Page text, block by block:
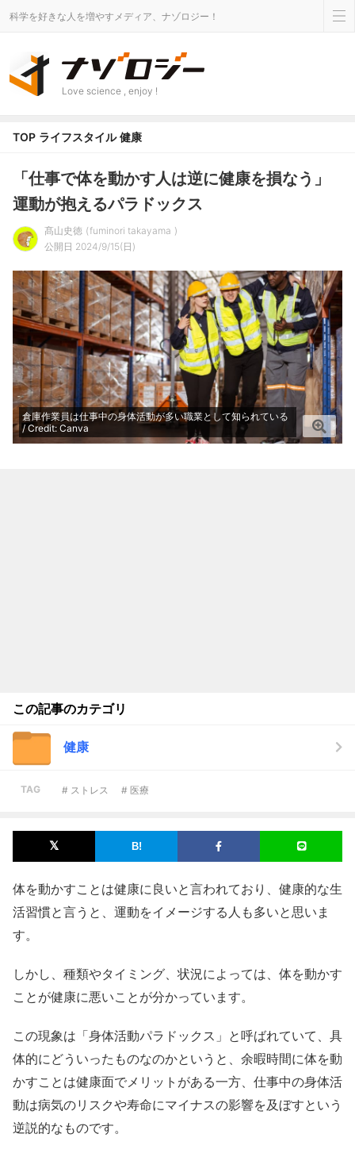
科学を好きな人を増やすメディア、ナゾロジー！
Love science , enjoy !
TOP ライフスタイル 健康
「仕事で体を動かす人は逆に健康を損なう」
運動が抱えるパラドックス
髙山史徳 fuminori takayama
公開日 2024/9/15(日)
倉庫作業員は仕事中の身体活動が多い職業として知られている
/ Credit: Canva
この記事のカテゴリ
健康
TAG # ストレス # 医療
体を動かすことは健康に良いと言われており、健康的な生
活習慣と言うと、運動をイメージする人も多いと思いま
す。
しかし、種類やタイミング、状況によっては、体を動かす
ことが健康に悪いことが分かっています。
この現象は「身体活動パラドックス」と呼ばれていて、具
体的にどういったものなのかというと、余暇時間に体を動
かすことは健康面でメリットがある一方、仕事中の身体活
動は病気のリスクや寿命にマイナスの影響を及ぼすという
逆説的なものです。